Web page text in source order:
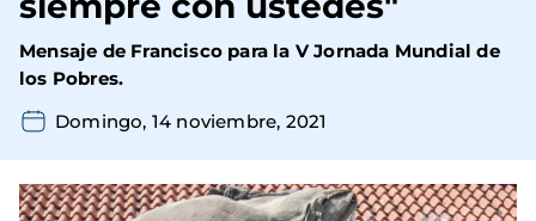
Mensaje de Francisco para la V Jornada Mundial de
los Pobres.
Domingo, 14 noviembre, 2021